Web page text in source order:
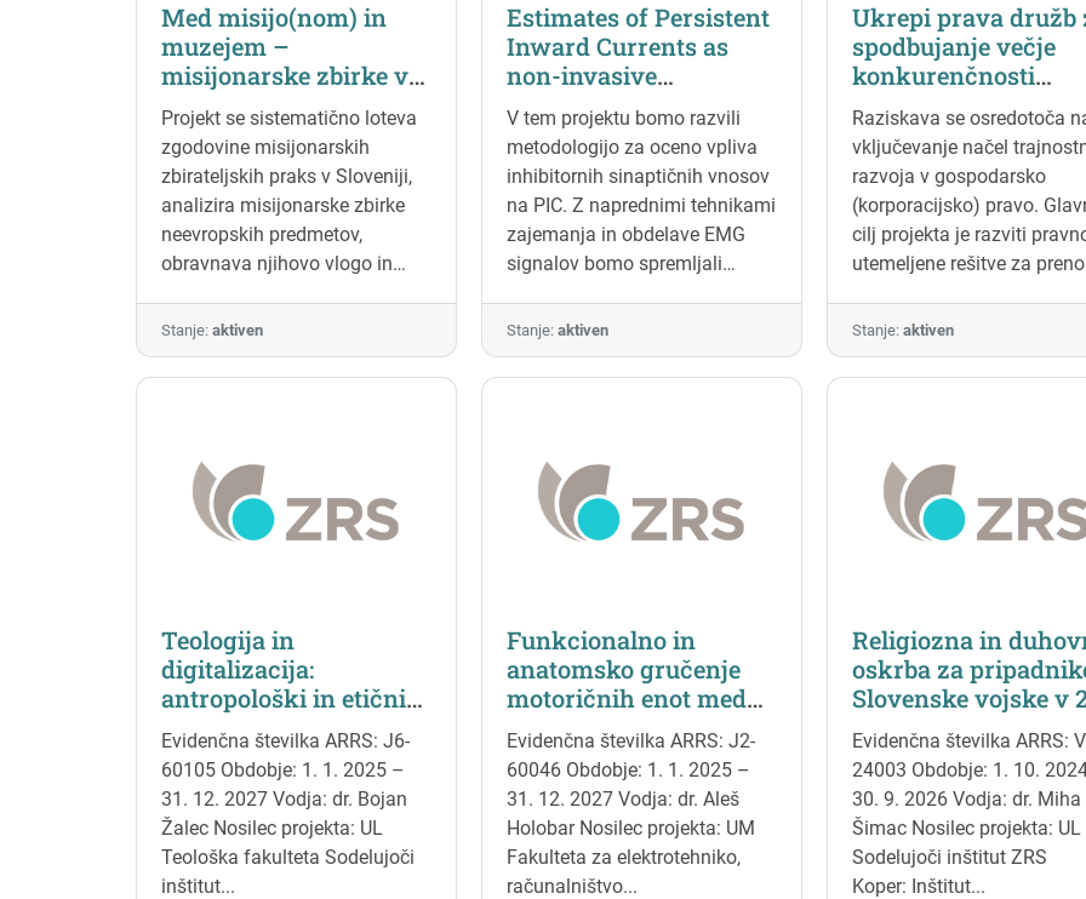
človeške energije (1900),
izzive energetske
proizvodnje, prenosa,
in shranjevanja energije ter
energetske pravičnosti
celostne rešitve, danes pa
o teh vprašanjih potekajo
razprave, tesno povezane z
zelenim prehodom.
Med misijo(nom) in
muzejem –
misijonarske zbirke v
Sloveniji in njihov
pomen danes
Projekt se sistematično loteva
zgodovine misijonarskih
zbirateljskih praks v Sloveniji,
analizira misijonarske zbirke
neevropskih predmetov,
obravnava njihovo vlogo in
prihodnje izzive. Analizo zbirk
in njihovega zgodovinskega
ozadja dopolnjuje tudi
zbirk v sodobnem kontekstu z
analizo teh zbirk kot vira
informacij in materialne
Stanje: aktiven
Estimates of Persistent
Inward Currents as
non-invasive
biomarkers in
Amyotrophic Lateral
Sclerosis progression
(ePICals)
V tem projektu bomo razvili
metodologijo za oceno vpliva
inhibitornih sinaptičnih vnosov
na PIC. Z naprednimi tehnikami
zajemanja in obdelave EMG
signalov bomo spremljali
pri bolnikih z živčno-
degenerativno boleznijo ALS.
Stanje: aktiven
Ukrepi prava družb
spodbujanje večje
konkurenčnosti
slovenskega
gospodarstva v zvezi
spoštovanjem
mednarodnih
področja človekovih
pravic in okolja ter
proti podnebnim
spremembam
Raziskava se osredotoča
vključevanje načel
razvoja v gospodarsko
(korporacijsko) pravo.
cilj projekta je razviti
utemeljene rešitve za
skrbnem pregledu podjetij
področju trajnostnosti
v slovenski pravni red ter
podjetij.
Stanje: aktiven
Teologija in
digitalizacija:
antropološki in etični
izzivi
Evidenčna številka ARRS: J6-
60105 Obdobje: 1. 1. 2025 –
31. 12. 2027 Vodja: dr. Bojan
Žalec Nosilec projekta: UL
Teološka fakulteta Sodelujoči
inštitut...
Funkcionalno in
anatomsko gručenje
motoričnih enot med
izometričnimi in
dinamičnimi
kontrakcijami,
ocenjeno iz
večkanalnih
elektromiogramov
Evidenčna številka ARRS: J2-
60046 Obdobje: 1. 1. 2025 –
31. 12. 2027 Vodja: dr. Aleš
Holobar Nosilec projekta: UM
Fakulteta za elektrotehniko,
računalništvo...
Religiozna in
oskrba za
Slovenske vojske v
stoletju
Evidenčna številka ARRS:
24003 Obdobje: 1. 10.
30. 9. 2026 Vodja: dr. Miha
Šimac Nosilec projekta: UL
Sodelujoči inštitut ZRS
Koper: Inštitut...